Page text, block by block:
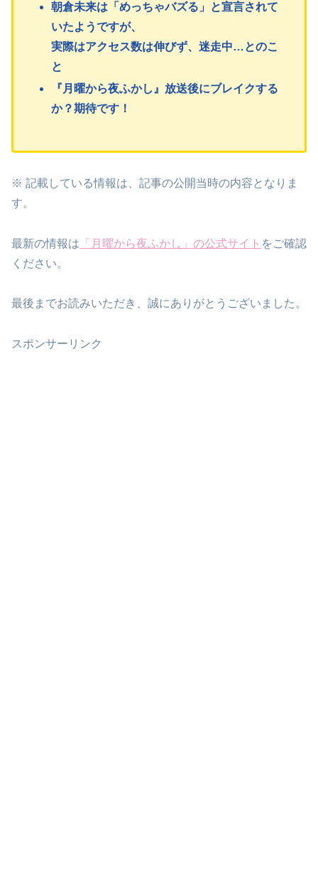
朝倉未来は「めっちゃバズる」と宣言されて
いたようですが、
実際はアクセス数は伸びず、迷走中…とのこ
と
『月曜から夜ふかし』放送後にブレイクする
か？期待です！
※ 記載している情報は、記事の公開当時の内容となりま
す。
最新の情報は 「月曜から夜ふかし」の公式サイト をご確認
ください。
最後までお読みいただき、誠にありがとうございました。
スポンサーリンク